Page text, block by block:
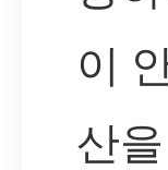
이
산